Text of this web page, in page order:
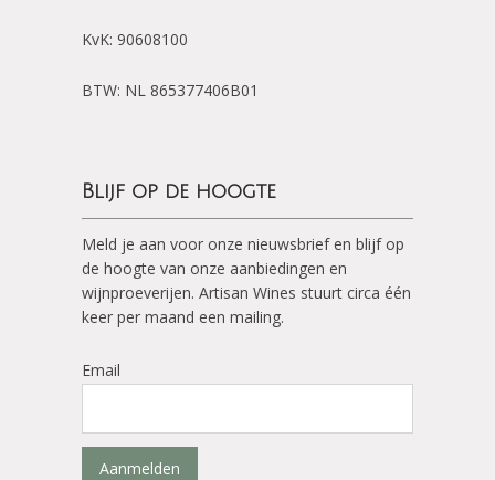
KvK: 90608100
BTW: NL 865377406B01
Blijf op de hoogte
Meld je aan voor onze nieuwsbrief en blijf op
de hoogte van onze aanbiedingen en
wijnproeverijen. Artisan Wines stuurt circa één
keer per maand een mailing.
Email
Aanmelden